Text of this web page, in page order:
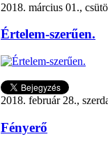
2018. március 01.,
Értelem-szerűen.
2018. február 28.,
Fényerő